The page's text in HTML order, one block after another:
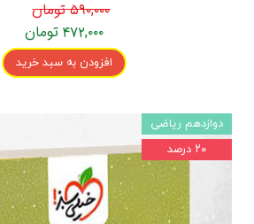
۵۹۰,۰۰۰ تومان
۴۷۲,۰۰۰ تومان
افزودن به سبد خرید
دوازدهم ریاضی
۲۰ درصد